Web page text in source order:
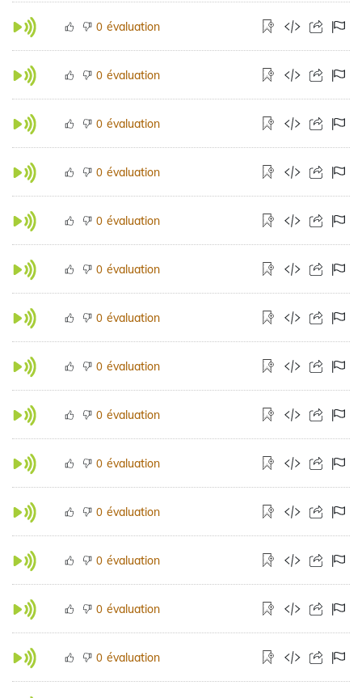
0 évaluation
0 évaluation
0 évaluation
0 évaluation
0 évaluation
0 évaluation
0 évaluation
0 évaluation
0 évaluation
0 évaluation
0 évaluation
0 évaluation
0 évaluation
0 évaluation